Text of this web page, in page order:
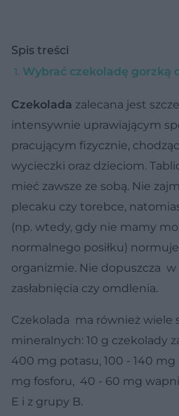
Spis treści
Wybrać czekoladę gorzką
Czekolada zalecana jest
intensywnie uprawiającym
pracującym fizycznie,
wycieczki oraz dzieciom.
mieć zawsze ze sobą. Nie
plecaku czy torebce,
(np. wtedy, gdy nie mamy
normalnego posiłku)
organizmie. Nie dopuszcza
zasłabnięcia czy omdlenia.
Czekolada ma również wiele
mineralnych: 10 g czekolady
400 mg potasu, 100 - 140 mg
mg fosforu, 40 - 60 mg
E i z grupy B.